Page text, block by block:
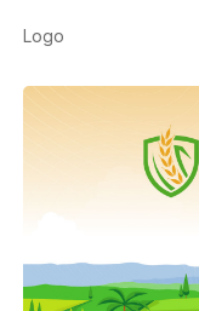
Logo